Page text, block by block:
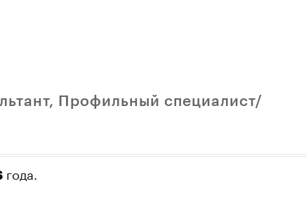
Профильный специалист/
года.